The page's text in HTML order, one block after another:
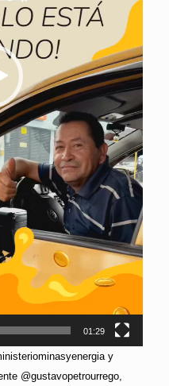
01:29
y
@gustavopetrourrego,